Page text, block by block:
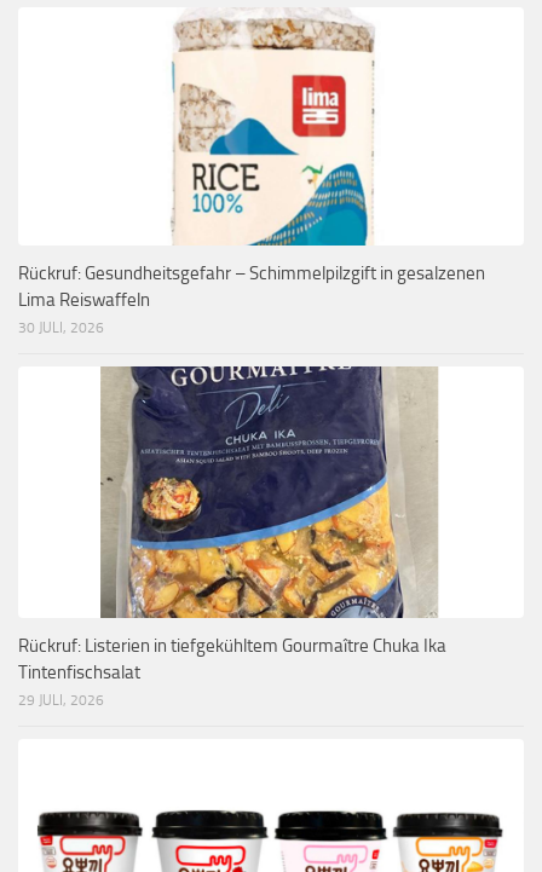
Rückruf: Gesundheitsgefahr – Schimmelpilzgift in gesalzenen
Lima Reiswaffeln
30 JULI, 2026
Rückruf: Listerien in tiefgekühltem Gourmaître Chuka Ika
Tintenfischsalat
29 JULI, 2026